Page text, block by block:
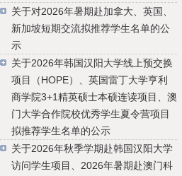
关于对2026年暑期赴加拿大、英国、
新加坡短期交流拟推荐学生名单的公
示
关于2026年韩国汉阳大学线上预交换
项目（HOPE）、英国雷丁大学亨利
商学院3+1精英硕士本硕连读项目、澳
门大学合作院校优秀学生夏令营项目
拟推荐学生名单的公示
关于2026年秋季学期赴韩国汉阳大学
访问学生项目、2026年暑期赴澳门科